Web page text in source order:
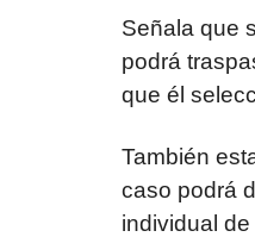
Señala que
podrá
que él
También
caso podrá
individual